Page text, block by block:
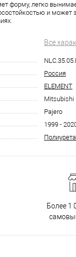
форму, легко
и может
Все
Россия
ELEMENT
Mitsubishi
Pajero
1999 -
Более 1